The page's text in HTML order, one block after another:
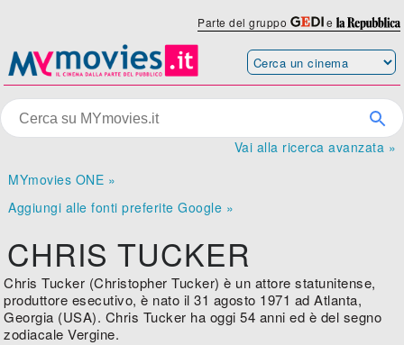
Parte del gruppo e
Vai alla ricerca avanzata »
MYmovies ONE »
Aggiungi alle fonti preferite Google »
CHRIS TUCKER
Chris Tucker (Christopher Tucker) è un attore statunitense,
produttore esecutivo, è nato il 31 agosto 1971 ad Atlanta,
Georgia (USA). Chris Tucker ha oggi 54 anni ed è del segno
zodiacale Vergine.